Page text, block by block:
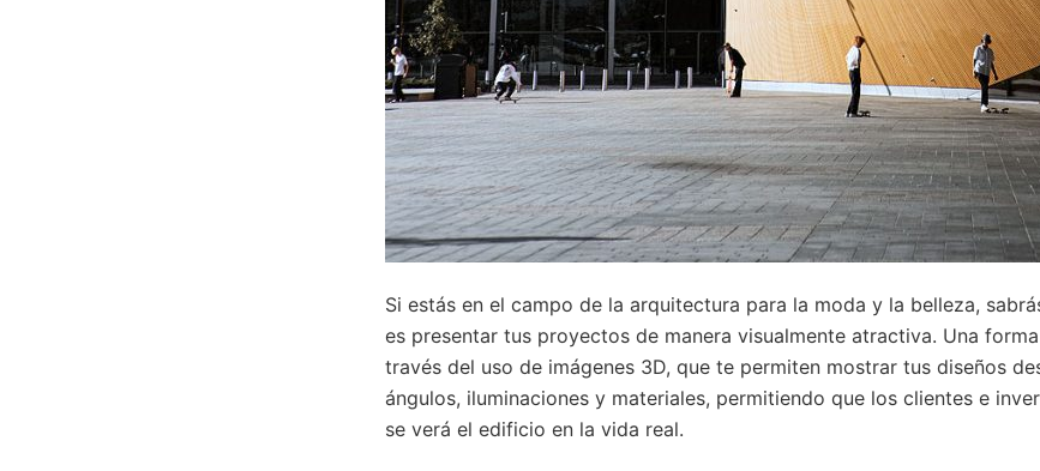
Si estás en el campo de la arquitectura para la moda y la belleza,
es presentar tus proyectos de manera visualmente atractiva. Una
través del uso de imágenes 3D, que te permiten mostrar tus diseños
ángulos, iluminaciones y materiales, permitiendo que los clientes e
se verá el edificio en la vida real.